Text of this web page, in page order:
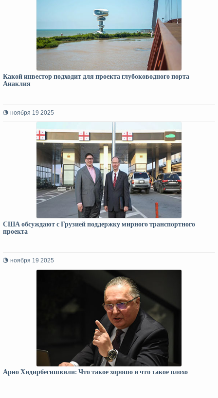
Какой инвестор подходит для проекта глубоководного порта
Анаклия
ноября 19 2025
США обсуждают с Грузией поддержку мирного транспортного
проекта
ноября 19 2025
Арно Хидирбегишвили: Что такое хорошо и что такое плохо